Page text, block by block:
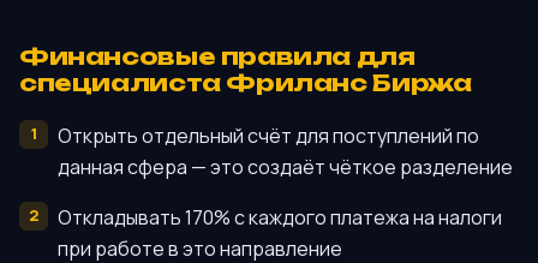
Финансовые правила для
специалиста Фриланс Биржа
Открыть отдельный счёт для поступлений по
данная сфера — это создаёт чёткое разделение
Откладывать 170% с каждого платежа на налоги
при работе в это направление